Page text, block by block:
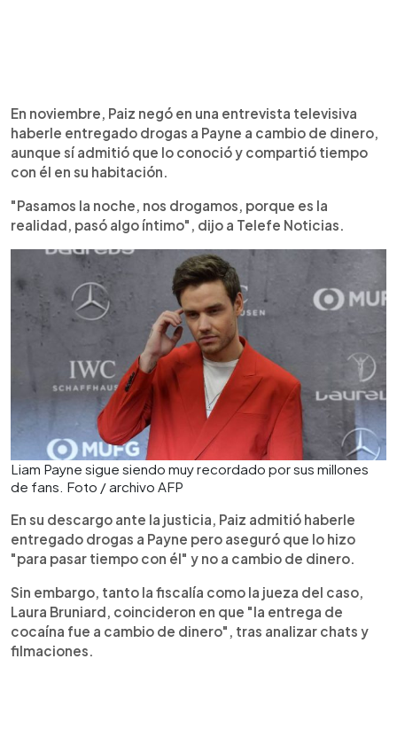
En noviembre, Paiz negó en una entrevista televisiva
haberle entregado drogas a Payne a cambio de dinero,
aunque sí admitió que lo conoció y compartió tiempo
con él en su habitación.
"Pasamos la noche, nos drogamos, porque es la
realidad, pasó algo íntimo", dijo a Telefe Noticias.
Liam Payne sigue siendo muy recordado por sus millones
de fans. Foto / archivo AFP
En su descargo ante la justicia, Paiz admitió haberle
entregado drogas a Payne pero aseguró que lo hizo
"para pasar tiempo con él" y no a cambio de dinero.
Sin embargo, tanto la fiscalía como la jueza del caso,
Laura Bruniard, coincideron en que "la entrega de
cocaína fue a cambio de dinero", tras analizar chats y
filmaciones.